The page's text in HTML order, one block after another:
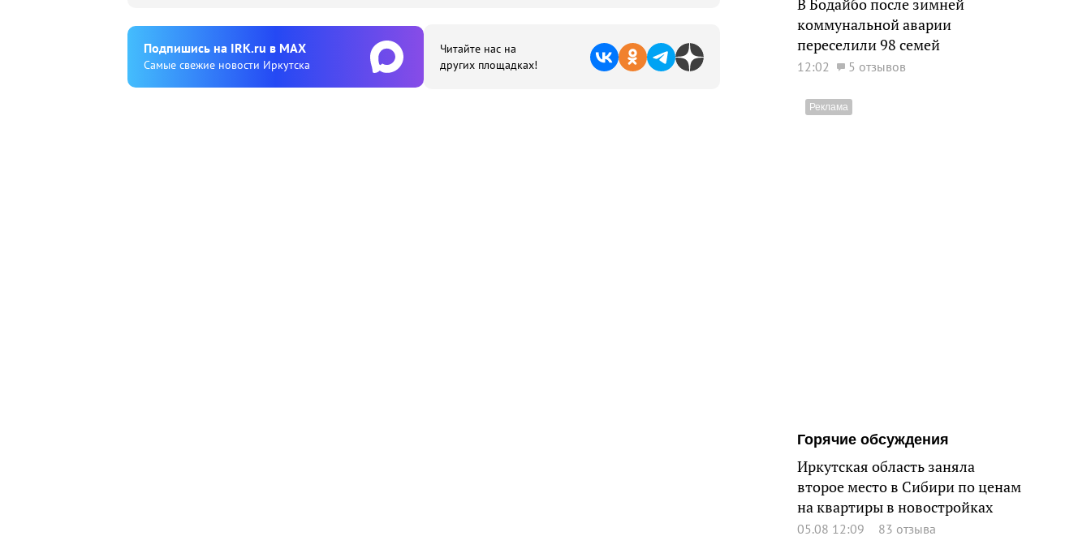
Подпишиcь на IRK.ru в MAX
Cамые свежие новости Иркутска
Читайте нас на
других площадках!
В Бодайбо после зимней
коммунальной аварии
переселили 98 семей
12:02 5 отзывов
Горячие обсуждения
Иркутская область заняла
второе место в Сибири по ценам
на квартиры в новостройках
05.08 12:09 83 отзыва